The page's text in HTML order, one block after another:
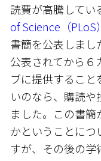
読費が高騰してい
of Science（PLoS）
書簡を公表しま
公表されてから６
ブに提供するこ
いのなら、購読
ました。この書
かということにつ
すが、その後の